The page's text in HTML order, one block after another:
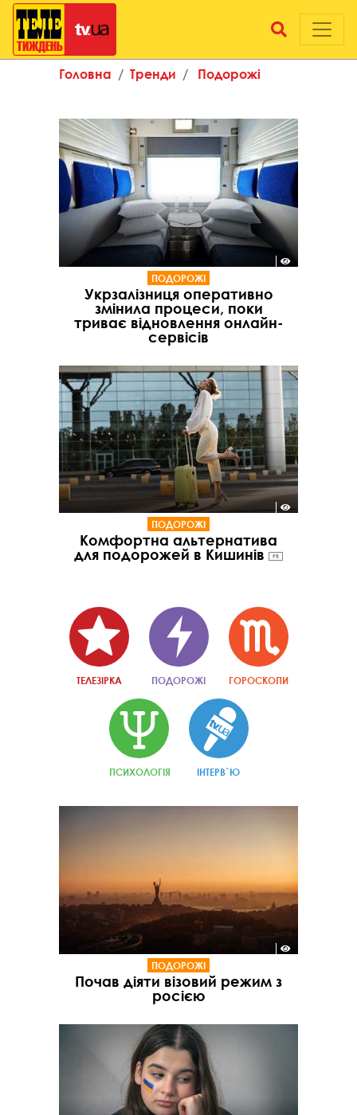
Головна Тренди Подорожі
ПОДОРОЖІ
Укрзалізниця оперативно
змінила процеси, поки
триває відновлення онлайн-
сервісів
ПОДОРОЖІ
Комфортна альтернатива
для подорожей в Кишинів
PR
ТЕЛЕЗІРКА ПОДОРОЖІ ГОРОСКОПИ
ПСИХОЛОГІЯ ІНТЕРВ`Ю
ПОДОРОЖІ
Почав діяти візовий режим з
росією